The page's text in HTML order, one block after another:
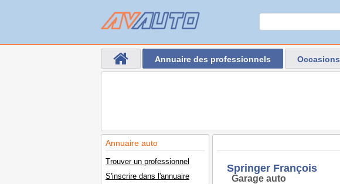
Annuaire des professionnels Occasions
Annuaire auto
Trouver un professionnel
S'inscrire dans l'annuaire
Springer François
Garage auto